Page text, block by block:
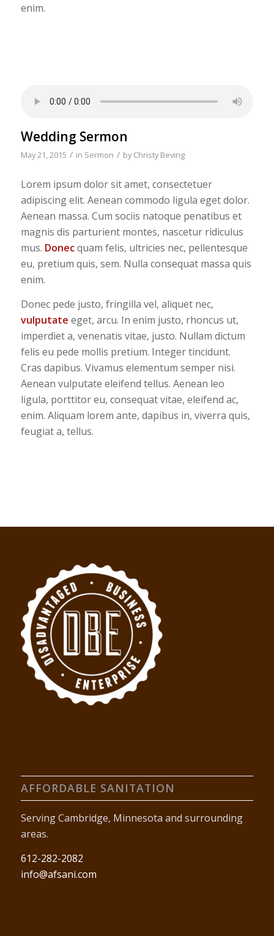
enim.
Wedding Sermon
May 21, 2015 / in Sermon / byChristy Beving
Lorem ipsum dolor sit amet, consectetuer
adipiscing elit. Aenean commodo ligula eget dolor.
Aenean massa. Cum sociis natoque penatibus et
magnis dis parturient montes, nascetur ridiculus
mus. Donecquam felis, ultricies nec, pellentesque
eu, pretium quis, sem. Nulla consequat massa quis
enim.
Donec pede justo, fringilla vel, aliquet nec,
vulputate eget, arcu. In enim justo, rhoncus ut,
imperdiet a, venenatis vitae, justo. Nullam dictum
felis eu pede mollis pretium. Integer tincidunt.
Cras dapibus. Vivamus elementum semper nisi.
Aenean vulputate eleifend tellus. Aenean leo
ligula, porttitor eu, consequat vitae, eleifend ac,
enim. Aliquam lorem ante, dapibus in, viverra quis,
feugiat a, tellus.
AFFORDABLE SANITATION
Serving Cambridge, Minnesota and surrounding
areas.
612-282-2082
info@afsani.com